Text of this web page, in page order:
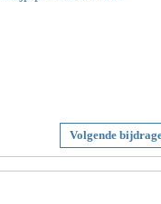
Volgende